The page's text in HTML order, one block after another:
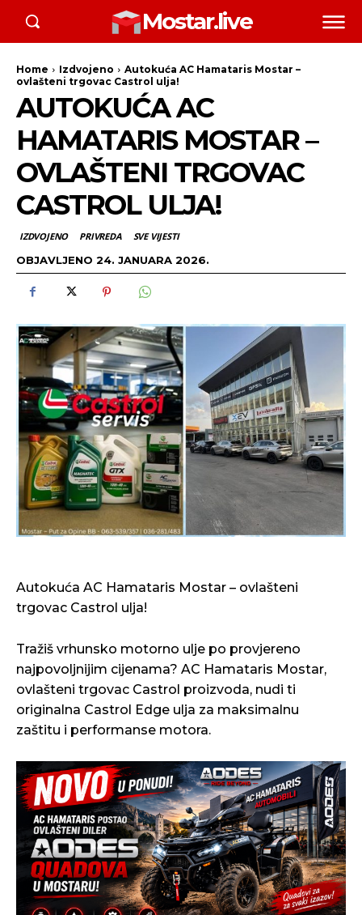
Mostar.live
Home Izdvojeno
Autokuća AC Hamataris Mostar –
ovlašteni trgovac Castrol ulja!
AUTOKUĆA AC
HAMATARIS MOSTAR –
OVLAŠTENI TRGOVAC
CASTROL ULJA!
IZDVOJENO PRIVREDA SVE VIJESTI
OBJAVLJENO 24. JANUARA 2026.
Autokuća AC Hamataris Mostar – ovlašteni
trgovac Castrol ulja!
Tražiš vrhunsko motorno ulje po provjereno
najpovoljnijim cijenama? AC Hamataris Mostar,
ovlašteni trgovac Castrol proizvoda, nudi ti
originalna Castrol Edge ulja za maksimalnu
zaštitu i performanse motora.